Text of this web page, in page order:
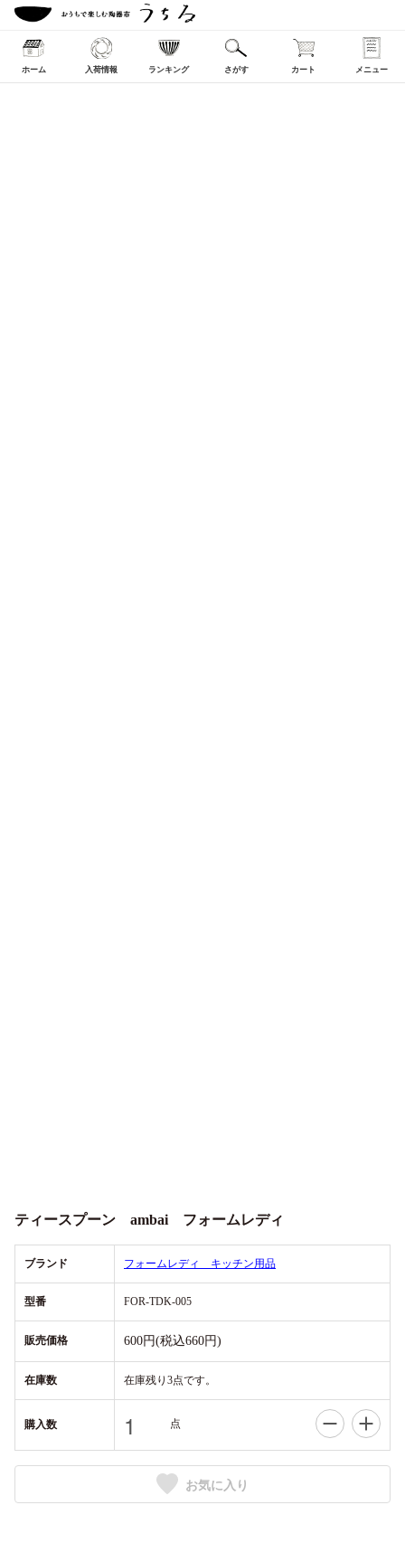
ホーム 入荷情報 ランキング さがす カート メニュー
ティースプーン ambai フォームレディ
ブランド フォームレディ キッチン用品
型番 FOR-TDK-005
販売価格 600円(税込660円)
在庫数 在庫残り3点です。
購入数 点
お気に入り